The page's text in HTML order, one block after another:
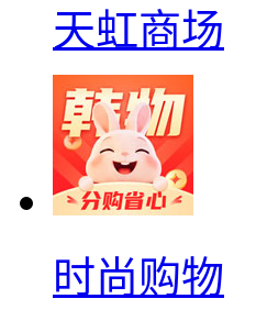
天虹商场
时尚购物